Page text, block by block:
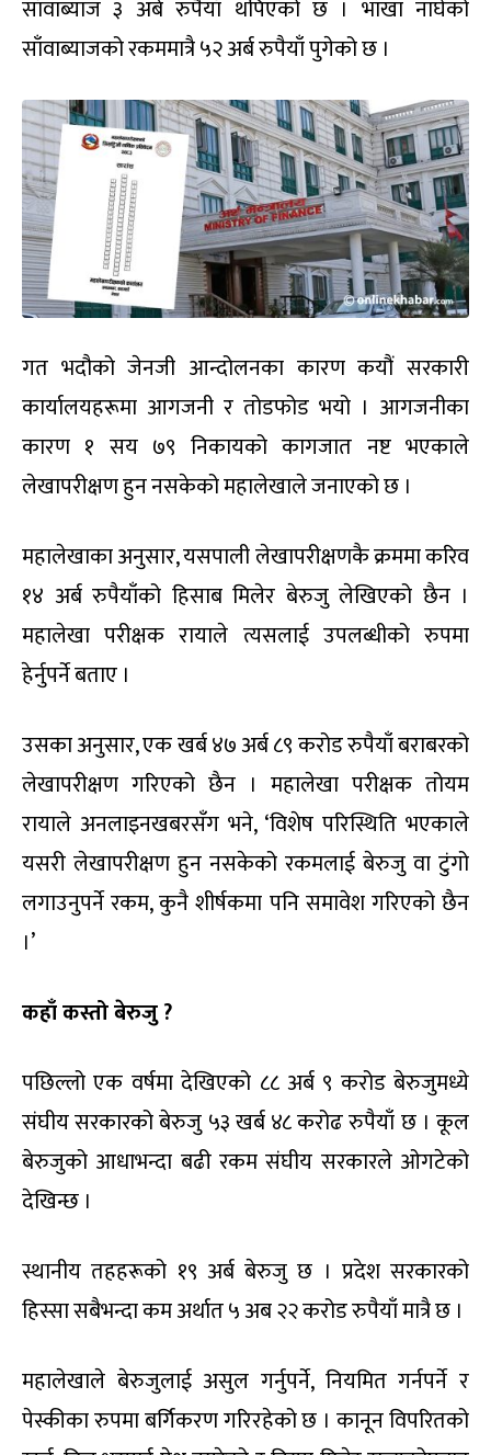
साँवाब्याज ३ अर्ब रुपैयाँ थपिएको छ । भाखा नाघेको
साँवाब्याजको रकममात्रै ५२ अर्ब रुपैयाँ पुगेको छ ।
गत भदौको जेनजी आन्दोलनका कारण कयौं सरकारी
कार्यालयहरूमा आगजनी र तोडफोड भयो । आगजनीका
कारण १ सय ७९ निकायको कागजात नष्ट भएकाले
लेखापरीक्षण हुन नसकेको महालेखाले जनाएको छ ।
महालेखाका अनुसार, यसपाली लेखापरीक्षणकै क्रममा करिव
१४ अर्ब रुपैयाँको हिसाब मिलेर बेरुजु लेखिएको छैन ।
महालेखा परीक्षक रायाले त्यसलाई उपलब्धीको रुपमा
हेर्नुपर्ने बताए ।
उसका अनुसार, एक खर्ब ४७ अर्ब ८९ करोड रुपैयाँ बराबरको
लेखापरीक्षण गरिएको छैन । महालेखा परीक्षक तोयम
रायाले अनलाइनखबरसँग भने, ‘विशेष परिस्थिति भएकाले
यसरी लेखापरीक्षण हुन नसकेको रकमलाई बेरुजु वा टुंगो
लगाउनुपर्ने रकम, कुनै शीर्षकमा पनि समावेश गरिएको छैन
।’
कहाँ कस्तो बेरुजु ?
पछिल्लो एक वर्षमा देखिएको ८८ अर्ब ९ करोड बेरुजुमध्ये
संघीय सरकारको बेरुजु ५३ खर्ब ४८ करोढ रुपैयाँ छ । कूल
बेरुजुको आधाभन्दा बढी रकम संघीय सरकारले ओगटेको
देखिन्छ ।
स्थानीय तहहरूको १९ अर्ब बेरुजु छ । प्रदेश सरकारको
हिस्सा सबैभन्दा कम अर्थात ५ अब २२ करोड रुपैयाँ मात्रै छ ।
महालेखाले बेरुजुलाई असुल गर्नुपर्ने, नियमित गर्नपर्ने र
पेस्कीका रुपमा बर्गिकरण गरिरहेको छ । कानून विपरितको